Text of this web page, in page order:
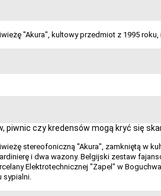
"Akura", kultowy przedmiot z 1995
piwnic czy kredensów mogą kryć się
stereofoniczną "Akura", zamkniętą w
i dwa wazony. Belgijski zestaw
Elektrotechnicznej "Zapel" w